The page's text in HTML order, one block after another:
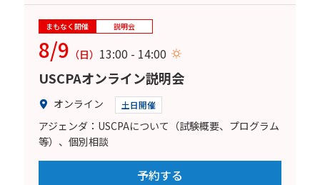
まもなく開催 説明会
8/9 （日） 13:00 - 14:00
USCPAオンライン説明会
オンライン 土日開催
アジェンダ：USCPAについて（試験概要、プログラム
等）、個別相談
予約する